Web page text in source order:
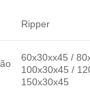
Ripper
60x30xx45 /
100x30x45 /
150x30x45